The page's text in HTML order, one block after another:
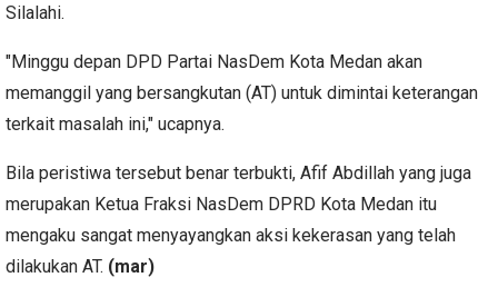
Silalahi.
"Minggu depan DPD Partai NasDem Kota Medan akan
memanggil yang bersangkutan (AT) untuk dimintai keterangan
terkait masalah ini," ucapnya.
Bila peristiwa tersebut benar terbukti, Afif Abdillah yang juga
merupakan Ketua Fraksi NasDem DPRD Kota Medan itu
mengaku sangat menyayangkan aksi kekerasan yang telah
dilakukan AT. (mar)